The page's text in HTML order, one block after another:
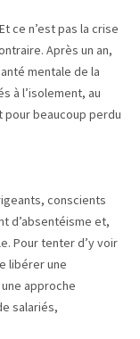
ce n’est pas la crise
Après un an,
mentale de la
à l’isolement, au
beaucoup perdu
conscients
d’absentéisme et,
Pour tenter d’y voir
libérer une
approche
salariés,